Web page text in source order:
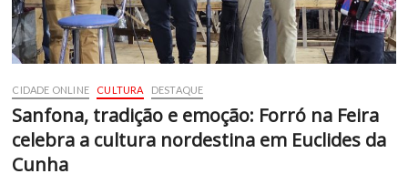
CIDADE ONLINE CULTURA DESTAQUE
Sanfona, tradição e emoção: Forró na Feira
celebra a cultura nordestina em Euclides da
Cunha